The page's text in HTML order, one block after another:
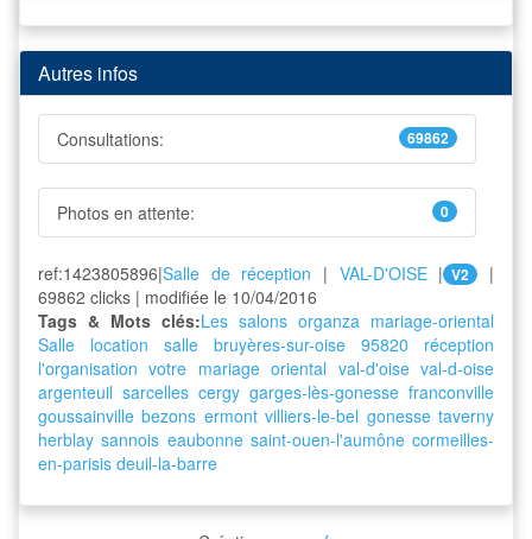
Autres infos
Consultations: 69862
Photos en attente: 0
ref:1423805896|Salle de réception | VAL-D'OISE| V2
|
69862 clicks | modifiée le 10/04/2016
Tags & Mots clés:Les salons organza mariage-oriental
Salle
location salle bruyères-sur-oise 95820
réception
l'organisation votre mariage oriental val-d'oise val-d-oise
argenteuil sarcelles cergy garges-lès-gonesse franconville
goussainville bezons ermont villiers-le-bel gonesse taverny
herblay sannois eaubonne saint-ouen-l'aumône cormeilles-
en-parisis deuil-la-barre